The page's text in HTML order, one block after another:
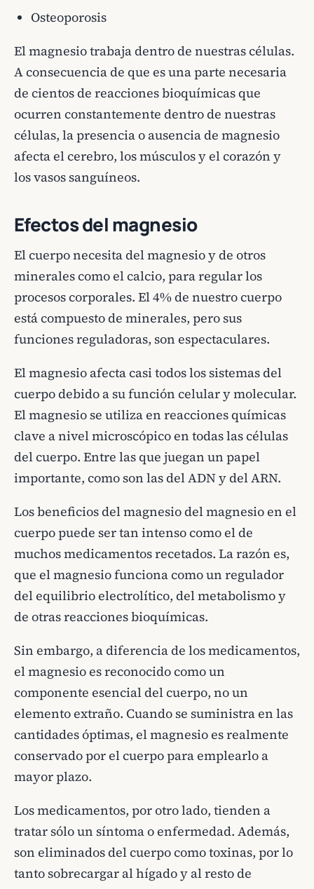
Osteoporosis
El magnesio trabaja dentro de nuestras células.
A consecuencia de que es una parte necesaria
de cientos de reacciones bioquímicas que
ocurren constantemente dentro de nuestras
células, la presencia o ausencia de magnesio
afecta el cerebro, los músculos y el corazón y
los vasos sanguíneos.
Efectos del magnesio
El cuerpo necesita del magnesio y de otros
minerales como el calcio, para regular los
procesos corporales. El 4% de nuestro cuerpo
está compuesto de minerales, pero sus
funciones reguladoras, son espectaculares.
El magnesio afecta casi todos los sistemas del
cuerpo debido a su función celular y molecular.
El magnesio se utiliza en reacciones químicas
clave a nivel microscópico en todas las células
del cuerpo. Entre las que juegan un papel
importante, como son las del ADN y del ARN.
Los beneficios del magnesio del magnesio en el
cuerpo puede ser tan intenso como el de
muchos medicamentos recetados. La razón es,
que el magnesio funciona como un regulador
del equilibrio electrolítico, del metabolismo y
de otras reacciones bioquímicas.
Sin embargo, a diferencia de los medicamentos,
el magnesio es reconocido como un
componente esencial del cuerpo, no un
elemento extraño. Cuando se suministra en las
cantidades óptimas, el magnesio es realmente
conservado por el cuerpo para emplearlo a
mayor plazo.
Los medicamentos, por otro lado, tienden a
tratar sólo un síntoma o enfermedad. Además,
son eliminados del cuerpo como toxinas, por lo
tanto sobrecargar al hígado y al resto de